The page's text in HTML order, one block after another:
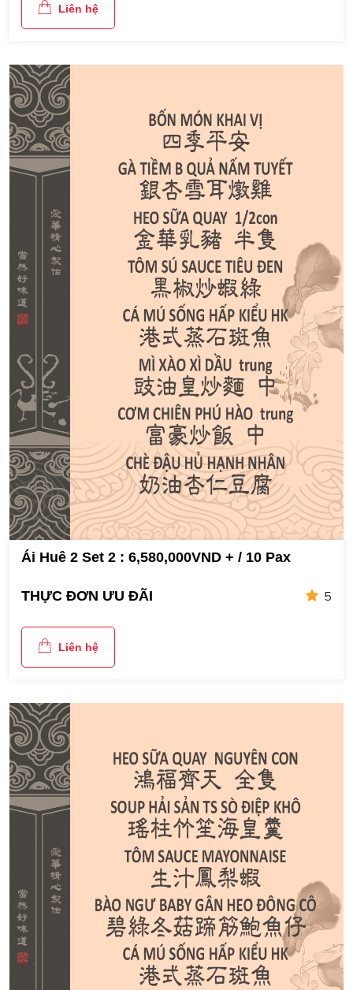
Liên hệ
Ái Huê 2 Set 2 : 6,580,000VND + / 10 Pax
THỰC ĐƠN ƯU ĐÃI 5
Liên hệ